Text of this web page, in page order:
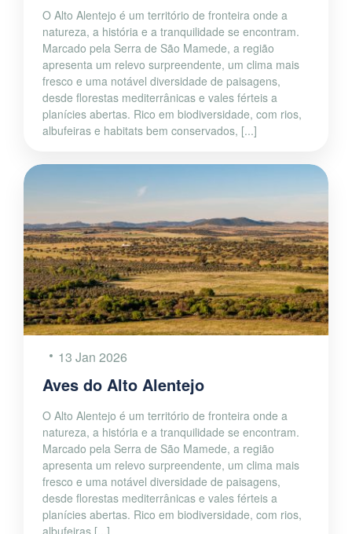
O Alto Alentejo é um território de fronteira onde a
natureza, a história e a tranquilidade se encontram.
Marcado pela Serra de São Mamede, a região
apresenta um relevo surpreendente, um clima mais
fresco e uma notável diversidade de paisagens,
desde florestas mediterrânicas e vales férteis a
planícies abertas. Rico em biodiversidade, com rios,
albufeiras e habitats bem conservados, [...]
13 Jan 2026
Aves do Alto Alentejo
O Alto Alentejo é um território de fronteira onde a
natureza, a história e a tranquilidade se encontram.
Marcado pela Serra de São Mamede, a região
apresenta um relevo surpreendente, um clima mais
fresco e uma notável diversidade de paisagens,
desde florestas mediterrânicas e vales férteis a
planícies abertas. Rico em biodiversidade, com rios,
albufeiras [...]